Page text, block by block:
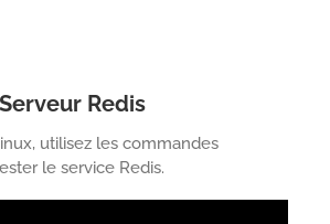
Redis
utilisez les commandes
le service Redis.